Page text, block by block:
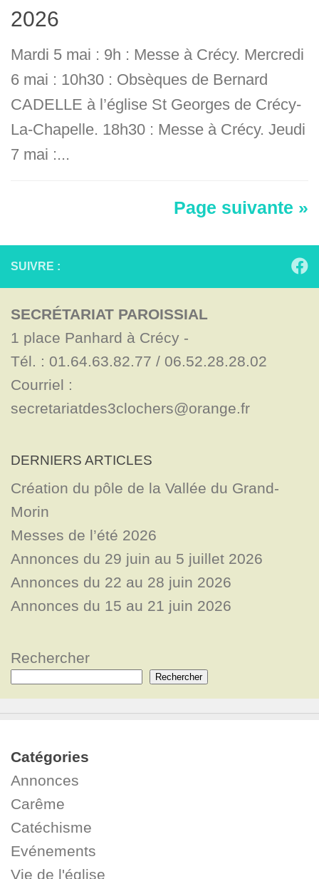
2026
Mardi 5 mai : 9h : Messe à Crécy. Mercredi
6 mai : 10h30 : Obsèques de Bernard
CADELLE à l’église St Georges de Crécy-
La-Chapelle. 18h30 : Messe à Crécy. Jeudi
7 mai :...
Page suivante »
SUIVRE :
SECRÉTARIAT PAROISSIAL
1 place Panhard à Crécy -
Tél. : 01.64.63.82.77 / 06.52.28.28.02
Courriel :
secretariatdes3clochers@orange.fr
DERNIERS ARTICLES
Création du pôle de la Vallée du Grand-
Morin
Messes de l’été 2026
Annonces du 29 juin au 5 juillet 2026
Annonces du 22 au 28 juin 2026
Annonces du 15 au 21 juin 2026
Rechercher
Rechercher
Catégories
Annonces
Carême
Catéchisme
Evénements
Vie de l'église